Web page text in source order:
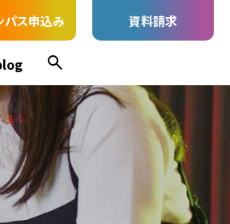
パス申込み 資料請求